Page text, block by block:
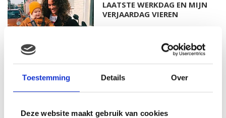
Toestemming Details Over
Deze website maakt gebruik van cookies
LAATSTE WERKDAG EN MIJN
VERJAARDAG VIEREN
MAMA THIRZA VLOG: HET IS